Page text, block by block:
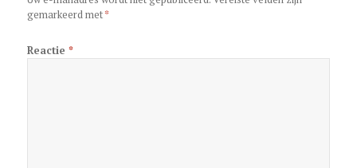
gemarkeerd met*
Reactie*